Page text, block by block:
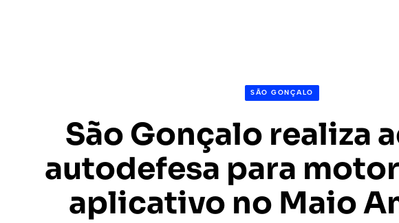
SÃO GONÇALO
São Gonçalo realiza
autodefesa para
aplicativo no Maio